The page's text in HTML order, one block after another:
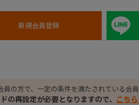
員の方で、一定の条件を満たされている会
の再設定が必要となりますので、 こち